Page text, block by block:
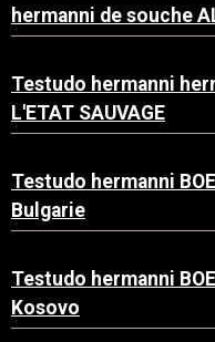
hermanni de souche
Testudo hermanni
L'ETAT SAUVAGE
Testudo hermanni
Bulgarie
Testudo hermanni
Kosovo